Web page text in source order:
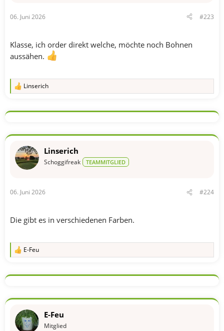
06. Juni 2026 #223
Klasse, ich order direkt welche, möchte noch Bohnen
aussähen.
R
k
o
e
n
Linserich
Linserich
Schoggifreak TEAMMITGLIED
06. Juni 2026 #224
Die gibt es in verschiedenen Farben.
R
k
o
e
n
E-Feu
E-Feu
Mitglied